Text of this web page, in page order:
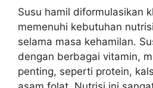
Susu hamil diformulasikan
memenuhi kebutuhan
selama masa kehamilan.
dengan berbagai vitamin,
penting, seperti protein,